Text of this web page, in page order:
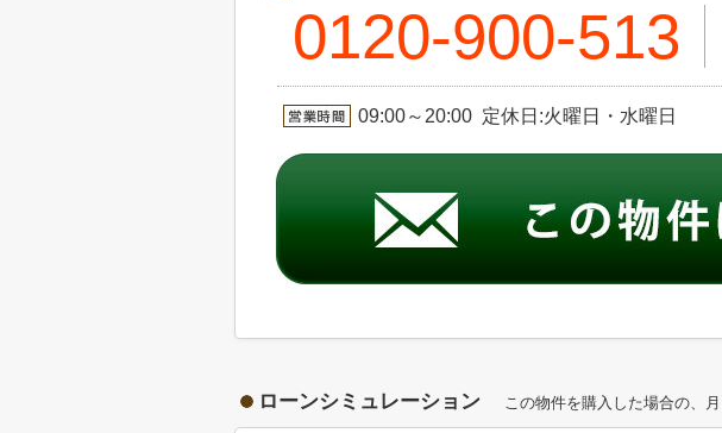
0120-900-513
09:00～20:00 定休日:火曜日・水曜日
ローンシミュレーション この物件を購入した場合の、